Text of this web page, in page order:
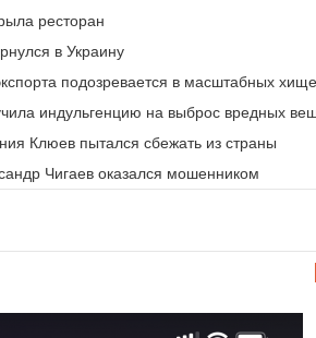
ресторан
в Украину
подозревается в масштабных
индульгенцию на выброс вредных
Клюев пытался сбежать из страны
Чигаев оказался мошенником